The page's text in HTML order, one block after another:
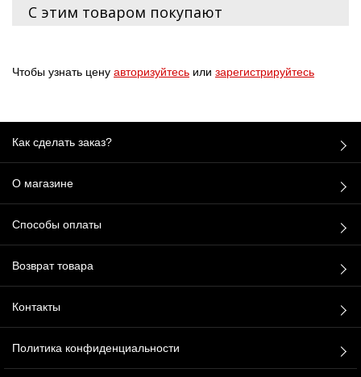
С этим товаром покупают
Чтобы узнать цену авторизуйтесь или зарегистрируйтесь
Как сделать заказ?
О магазине
Способы оплаты
Возврат товара
Контакты
Политика конфиденциальности